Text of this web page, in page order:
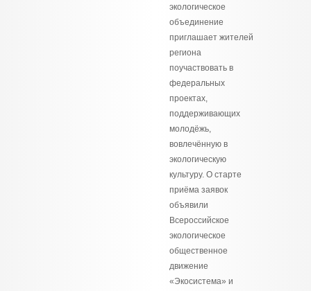
экологическое
объединение
приглашает жителей
региона
поучаствовать в
федеральных
проектах,
поддерживающих
молодёжь,
вовлечённую в
экологическую
культуру. О старте
приёма заявок
объявили
Всероссийское
экологическое
общественное
движение
«Экосистема» и